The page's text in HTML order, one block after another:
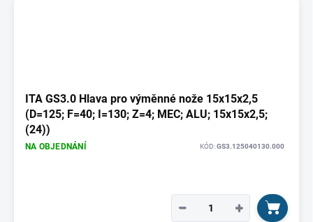
ITA GS3.0 Hlava pro výměnné nože 15x15x2,5
(D=125; F=40; I=130; Z=4; MEC; ALU; 15x15x2,5;
(24))
NA OBJEDNÁNÍ KÓD:GS3.125040130.000
+
−